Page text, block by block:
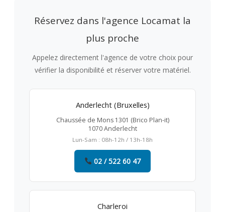
Réservez dans l'agence Locamat la
plus proche
Appelez directement l'agence de votre choix pour
vérifier la disponibilité et réserver votre matériel.
Anderlecht (Bruxelles)
Chaussée de Mons 1301 (Brico Plan-it)
1070 Anderlecht
Lun-Sam : 08h-12h / 13h-18h
02 / 522 60 47
Charleroi